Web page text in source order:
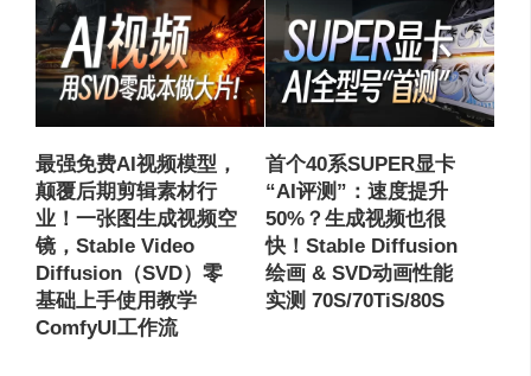
最强免费AI视频模型，
颠覆后期剪辑素材行
业！一张图生成视频空
镜，Stable Video
Diffusion（SVD）零
基础上手使用教学
ComfyUI工作流
首个40系SUPER显卡
“AI评测”：速度提升
50%？生成视频也很
快！Stable Diffusion
绘画 & SVD动画性能
实测 70S/70TiS/80S